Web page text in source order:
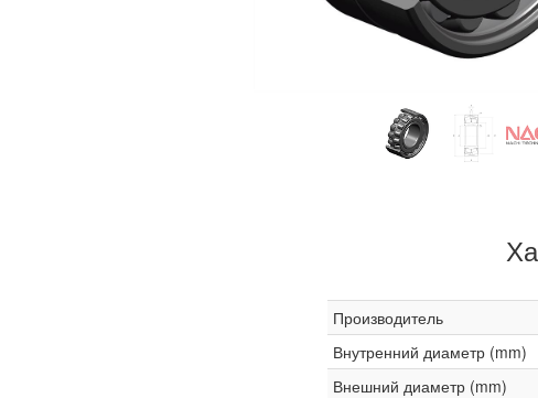
Производитель
Внутренний диаметр (mm)
Внешний диаметр (mm)